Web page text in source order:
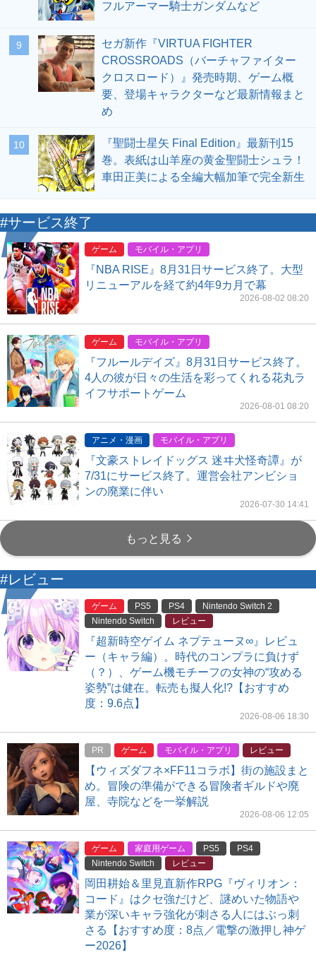
フルアーマー騎士ガンダムなど
9
セガ新作『VIRTUA FIGHTER
CROSSROADS（バーチャファイター
クロスロード）』発売時期、ゲーム概
要、登場キャラクターなど最新情報まと
め
10
『聖闘士星矢 Final Edition』最新刊15
巻。表紙は山羊座の黄金聖闘士シュラ！
車田正美による全編大幅加筆で完全新生
#サービス終了
ゲーム モバイル・アプリ
『NBA RISE』8月31日サービス終了。大型
リニューアルを経て約4年9カ月で幕
2026-08-02 08:20
ゲーム モバイル・アプリ
『フルールデイズ』8月31日サービス終了。
4人の彼が日々の生活を彩ってくれる花丸ラ
イフサポートゲーム
2026-08-01 08:20
アニメ・漫画 モバイル・アプリ
『文豪ストレイドッグス 迷ヰ犬怪奇譚』が
7/31にサービス終了。運営会社アンビショ
ンの廃業に伴い
2026-07-30 14:41
もっと見る
#レビュー
ゲーム PS5 PS4
Nintendo Switch 2
Nintendo Switch
レビュー
『超新時空ゲイム ネプテューヌ∞』レビュ
ー（キャラ編）。時代のコンプラに負けず
（？）、ゲーム機モチーフの女神の“攻める
姿勢”は健在。転売も擬人化!?【おすすめ
度：9.6点】
2026-08-06 18:30
PR ゲーム モバイル・アプリ レビュー
【ウィズダフネ×FF11コラボ】街の施設まと
め。冒険の準備ができる冒険者ギルドや廃
屋、寺院などを一挙解説
2026-08-06 12:05
ゲーム 家庭用ゲーム PS5
PS4
Nintendo Switch
レビュー
岡田耕始＆里見直新作RPG『ヴィリオン：
コード』はクセ強だけど、謎めいた物語や
業が深いキャラ強化が刺さる人にはぶっ刺
さる【おすすめ度：8点／電撃の激押し神ゲ
ー2026】